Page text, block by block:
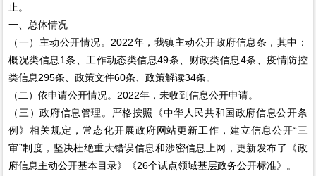
止。
一、总体情况
（一）主动公开情况。2022年，我镇主动公开政府信息条，其中：
概况类信息1条、工作动态类信息49条、财政类信息4条、疫情防控
类信息295条、政策文件60条、政策解读34条。
（二）依申请公开情况。2022年，未收到信息公开申请。
（三）政府信息管理。严格按照《中华人民共和国政府信息公开条
例》相关规定，常态化开展政府网站更新工作，建立信息公开“三
审”制度，坚决杜绝重大错误信息和涉密信息上网，更新发布了《政
府信息主动公开基本目录》《26个试点领域基层政务公开标准》。